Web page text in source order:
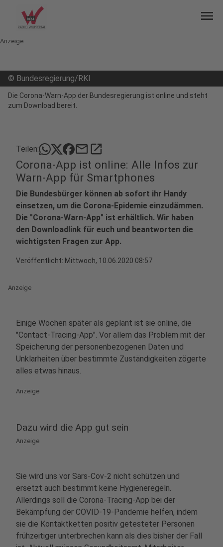
menu
Anzeige
© Bundesregierung/RKI
Die Corona-Warn-App der Bundesregierung ist online und steht
zum Download bereit.
Teilen: mailopen_in_new
Corona-App ist online: Alle Infos zur
Warn-App für Smartphones
Die Bundesbürger können ab sofort ihr Handy
einsetzen, um die Corona-Epidemie einzudämmen.
Die "Corona-Warn-App" ist erhältlich. Wir haben
den Downloadlink für euch und beantworten die
wichtigsten Fragen zur App.
Veröffentlicht: Mittwoch, 10.06.2020 08:57
Anzeige
Einige Wochen später als geplant ist sie online, die
"Contact-Tracing-App". Vor allem das Problem mit der
Speicherung der personenbezogenen Daten und
Unklarheiten über bestimmte Zuständigkeiten zögerte
alles etwas hinaus.
Anzeige
Dazu wird die App gut sein
Anzeige
Sie wird uns vor Sars-Cov-2 nicht schützen und
ersetzt auch bestimmt keine Hygieneregeln.
Allerdings soll die Corona-Tracing-App bei der
Bekämpfung der COVID-19-Pandemie helfen, indem
sie die Kontaktketten positiv getesteter Personen
frühzeitiger unterbrechen kann als dies bisher der Fall